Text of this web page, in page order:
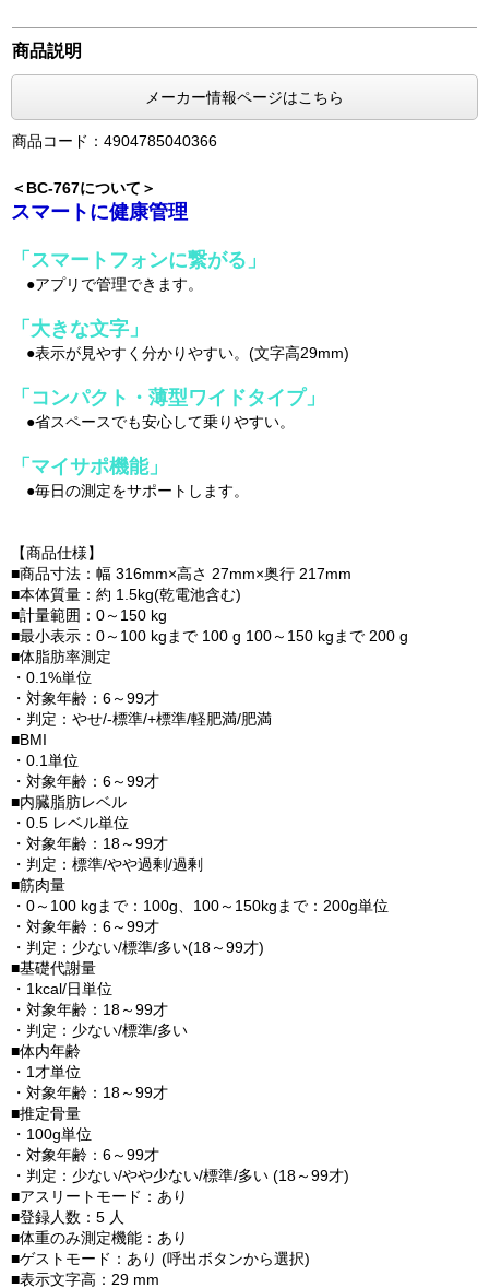
商品説明
メーカー情報ページはこちら
商品コード：4904785040366
＜BC-767について＞
スマートに健康管理
「スマートフォンに繋がる」
●アプリで管理できます。
「大きな文字」
●表示が見やすく分かりやすい。(文字高29mm)
「コンパクト・薄型ワイドタイプ」
●省スペースでも安心して乗りやすい。
「マイサポ機能」
●毎日の測定をサポートします。
【商品仕様】
■商品寸法：幅 316mm×高さ 27mm×奥行 217mm
■本体質量：約 1.5kg(乾電池含む)
■計量範囲：0～150 kg
■最小表示：0～100 kgまで 100 g 100～150 kgまで 200 g
■体脂肪率測定
・0.1%単位
・対象年齢：6～99才
・判定：やせ/-標準/+標準/軽肥満/肥満
■BMI
・0.1単位
・対象年齢：6～99才
■内臓脂肪レベル
・0.5 レベル単位
・対象年齢：18～99才
・判定：標準/やや過剰/過剰
■筋肉量
・0～100 kgまで：100g、100～150kgまで：200g単位
・対象年齢：6～99才
・判定：少ない/標準/多い(18～99才)
■基礎代謝量
・1kcal/日単位
・対象年齢：18～99才
・判定：少ない/標準/多い
■体内年齢
・1才単位
・対象年齢：18～99才
■推定骨量
・100g単位
・対象年齢：6～99才
・判定：少ない/やや少ない/標準/多い (18～99才)
■アスリートモード：あり
■登録人数：5 人
■体重のみ測定機能：あり
■ゲストモード：あり (呼出ボタンから選択)
■表示文字高：29 mm